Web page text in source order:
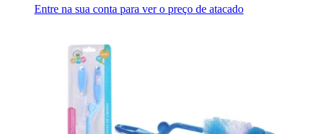
Entre na sua conta para ver o preço de atacado